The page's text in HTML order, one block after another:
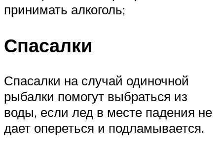
принимать алкоголь;
Спасалки
Спасалки на случай одиночной
рыбалки помогут выбраться из
воды, если лед в месте падения не
дает опереться и подламывается.